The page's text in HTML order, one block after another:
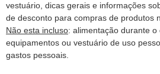
vestuário, dicas gerais e informações
de desconto para compras de produtos
Não esta incluso: alimentação durante o
equipamentos ou vestuário de uso
gastos pessoais.